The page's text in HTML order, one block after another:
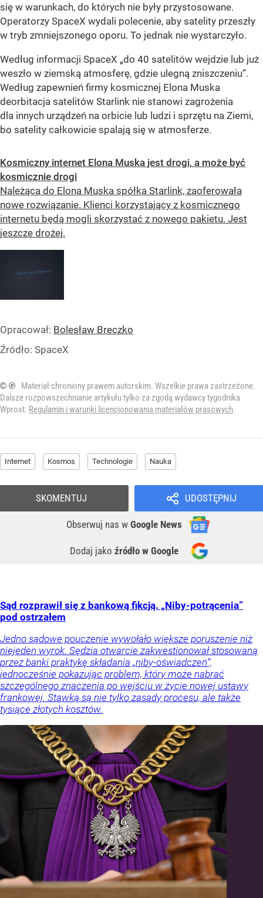
się w warunkach, do których nie były przystosowane.
Operatorzy SpaceX wydali polecenie, aby satelity przeszły
w tryb zmniejszonego oporu. To jednak nie wystarczyło.
Według informacji SpaceX „do 40 satelitów wejdzie lub już
weszło w ziemską atmosferę, gdzie ulegną zniszczeniu”.
Według zapewnień firmy kosmicznej Elona Muska
deorbitacja satelitów Starlink nie stanowi zagrożenia
dla innych urządzeń na orbicie lub ludzi i sprzętu na Ziemi,
bo satelity całkowicie spalają się w atmosferze.
Kosmiczny internet Elona Muska jest drogi, a może być
kosmicznie drogi
Należąca do Elona Muska spółka Starlink, zaoferowała
nowe rozwiązanie. Klienci korzystający z kosmicznego
internetu będą mogli skorzystać z nowego pakietu. Jest
jeszcze drożej.
Opracował: Bolesław Breczko
Źródło: SpaceX
© ℗
Materiał chroniony prawem autorskim. Wszelkie prawa zastrzeżone.
Dalsze rozpowszechnianie artykułu tylko za zgodą wydawcy tygodnika
Wprost. Regulamin i warunki licencjonowania materiałów prasowych.
Internet Kosmos Technologie Nauka
UDOSTĘPNIJ
Obserwuj nas w Google News
Dodaj jako źródło w Google
SKOMENTUJ
Sąd rozprawił się z bankową fikcją. „Niby-potrącenia”
pod ostrzałem
Jedno sądowe pouczenie wywołało większe poruszenie niż
niejeden wyrok. Sędzia otwarcie zakwestionował stosowaną
przez banki praktykę składania „niby-oświadczeń”,
jednocześnie pokazując problem, który może nabrać
szczególnego znaczenia po wejściu w życie nowej ustawy
frankowej. Stawką są nie tylko zasady procesu, ale także
tysiące złotych kosztów.